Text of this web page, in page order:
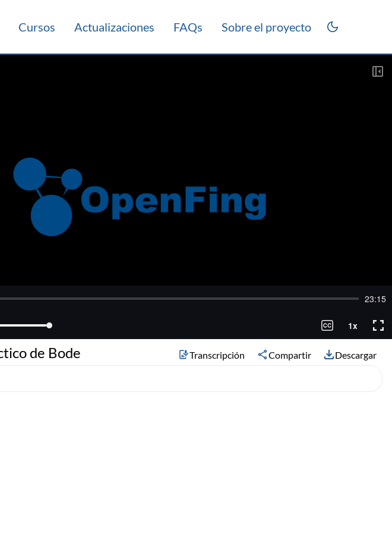
Cursos Actualizaciones FAQs Sobre el proyecto
de Bode Transcripción Compartir Descargar